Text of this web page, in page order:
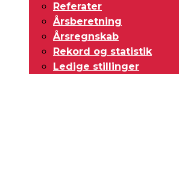
Referater
Årsberetning
Årsregnskab
Rekord og statistik
Ledige stillinger